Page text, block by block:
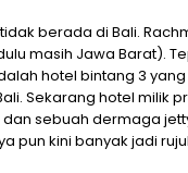
berada di Bali.
masih Jawa Barat).
hotel bintang 3
Sekarang hotel milik
sebuah dermaga
pun kini banyak jadi